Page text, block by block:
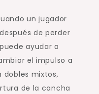
un jugador
de perder
ayudar a
el impulso a
dobles mixtos,
de la cancha